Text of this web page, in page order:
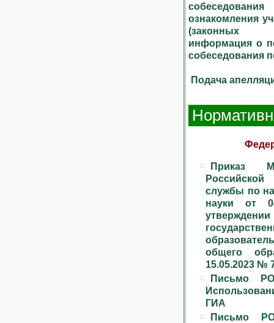
ознакомления
(законных
информация о
собеседования
Подача
Приказ
службы по
науки от
общего
15.05.2023 №
Письмо
ГИА
Письмо